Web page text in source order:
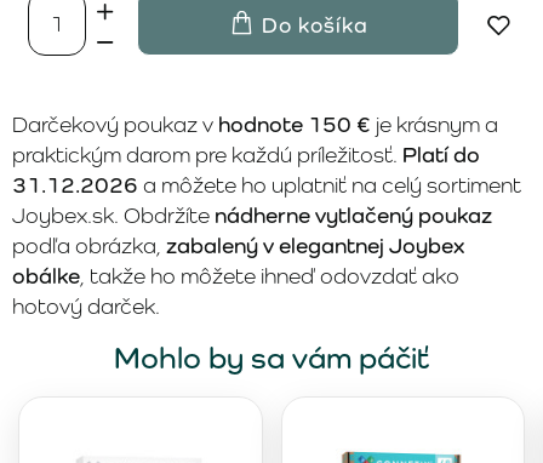
Do košíka
Darčekový poukaz v hodnote 150 € je krásnym a
praktickým darom pre každú príležitosť. Platí do
31.12.2026 a môžete ho uplatniť na celý sortiment
Joybex.sk. Obdržíte nádherne vytlačený poukaz
podľa obrázka, zabalený v elegantnej Joybex
obálke , takže ho môžete ihneď odovzdať ako
hotový darček.
Mohlo by sa vám páčiť